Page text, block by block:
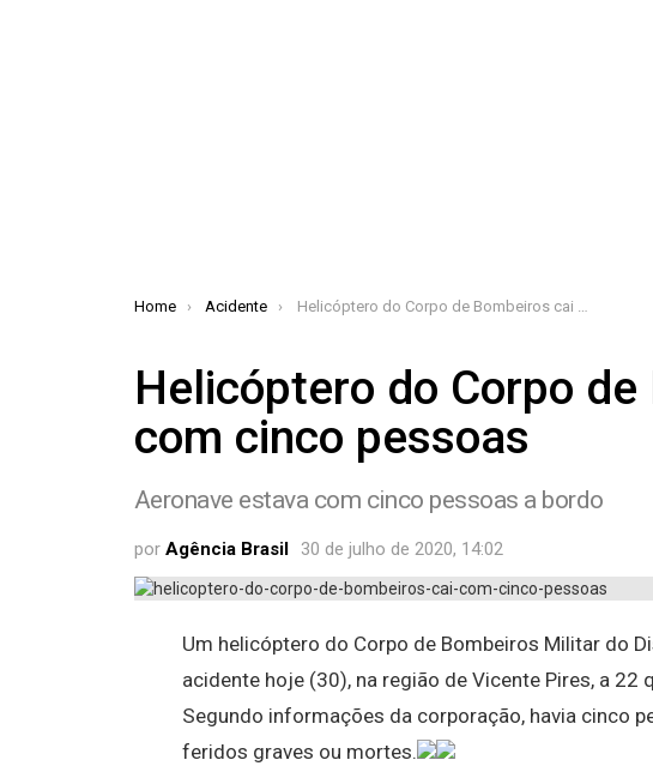
You are here:
Home Acidente Helicóptero do Corpo de Bombeiros cai com cinco pessoas
Helicóptero do Corpo
com cinco pessoas
Aeronave estava com cinco pessoas a bordo
por Agência Brasil 30 de julho de 2020, 14:02
Um helicóptero do Corpo de Bombeiros Militar do
acidente hoje (30), na região de Vicente Pires, a
Segundo informações da corporação, havia cinco
feridos graves ou mortes.